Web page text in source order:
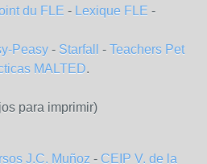
du FLE - Lexique FLE -
Peasy - Starfall - Teachers Pet
MALTED.
para imprimir)
J.C. Muñoz - CEIP V. de la